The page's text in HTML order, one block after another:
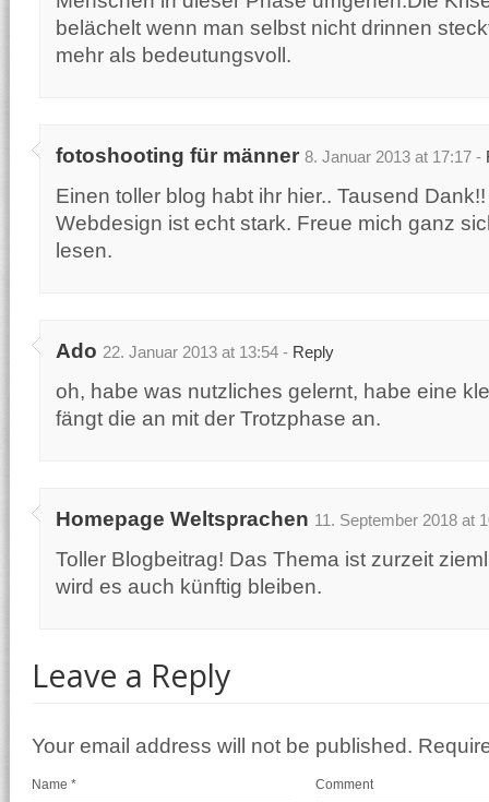
belächelt wenn man selbst nicht drinnen
mehr als bedeutungsvoll.
fotoshooting für männer 8. Januar 2013 at 17:17 -
Einen toller blog habt ihr hier.. Tausend
Webdesign ist echt stark. Freue mich ganz
lesen.
Ado 22. Januar 2013 at 13:54 - Reply
oh, habe was nutzliches gelernt, habe eine
fängt die an mit der Trotzphase an.
Homepage Weltsprachen 11. September 2018 at
Toller Blogbeitrag! Das Thema ist zurzeit
wird es auch künftig bleiben.
Leave a Reply
Your email address will not be published.
Comment
Name *